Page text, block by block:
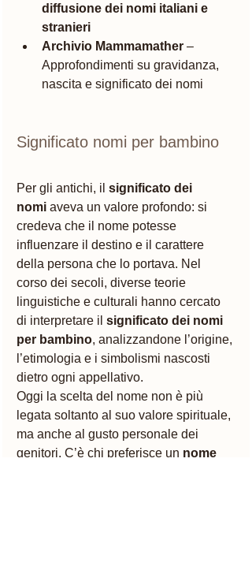
diffusione dei nomi italiani e
stranieri
Archivio Mammamather –
Approfondimenti su gravidanza,
nascita e significato dei nomi
Significato nomi per bambino
Per gli antichi, il significato dei
nomi aveva un valore profondo: si
credeva che il nome potesse
influenzare il destino e il carattere
della persona che lo portava. Nel
corso dei secoli, diverse teorie
linguistiche e culturali hanno cercato
di interpretare il significato dei nomi
per bambino, analizzandone l’origine,
l’etimologia e i simbolismi nascosti
dietro ogni appellativo.
Oggi la scelta del nome non è più
legata soltanto al suo valore spirituale,
ma anche al gusto personale dei
genitori. C’è chi preferisce un nome